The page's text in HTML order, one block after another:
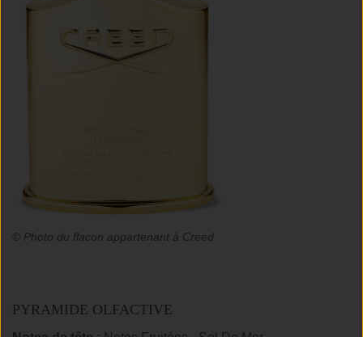
© Photo du flacon appartenant à Creed
PYRAMIDE OLFACTIVE